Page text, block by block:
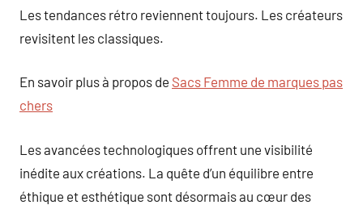
Les tendances rétro reviennent toujours. Les créateurs
revisitent les classiques.
En savoir plus à propos de Sacs Femme de marques pas
chers
Les avancées technologiques offrent une visibilité
inédite aux créations. La quête d’un équilibre entre
éthique et esthétique sont désormais au cœur des